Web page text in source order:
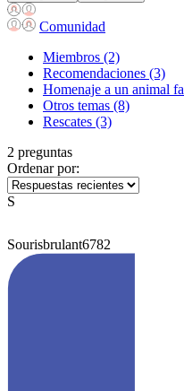
Comunidad
Miembros (2)
Recomendaciones (3)
Homenaje a un animal
Otros temas (8)
Rescates (3)
2 preguntas
Ordenar por:
S
Sourisbrulant6782